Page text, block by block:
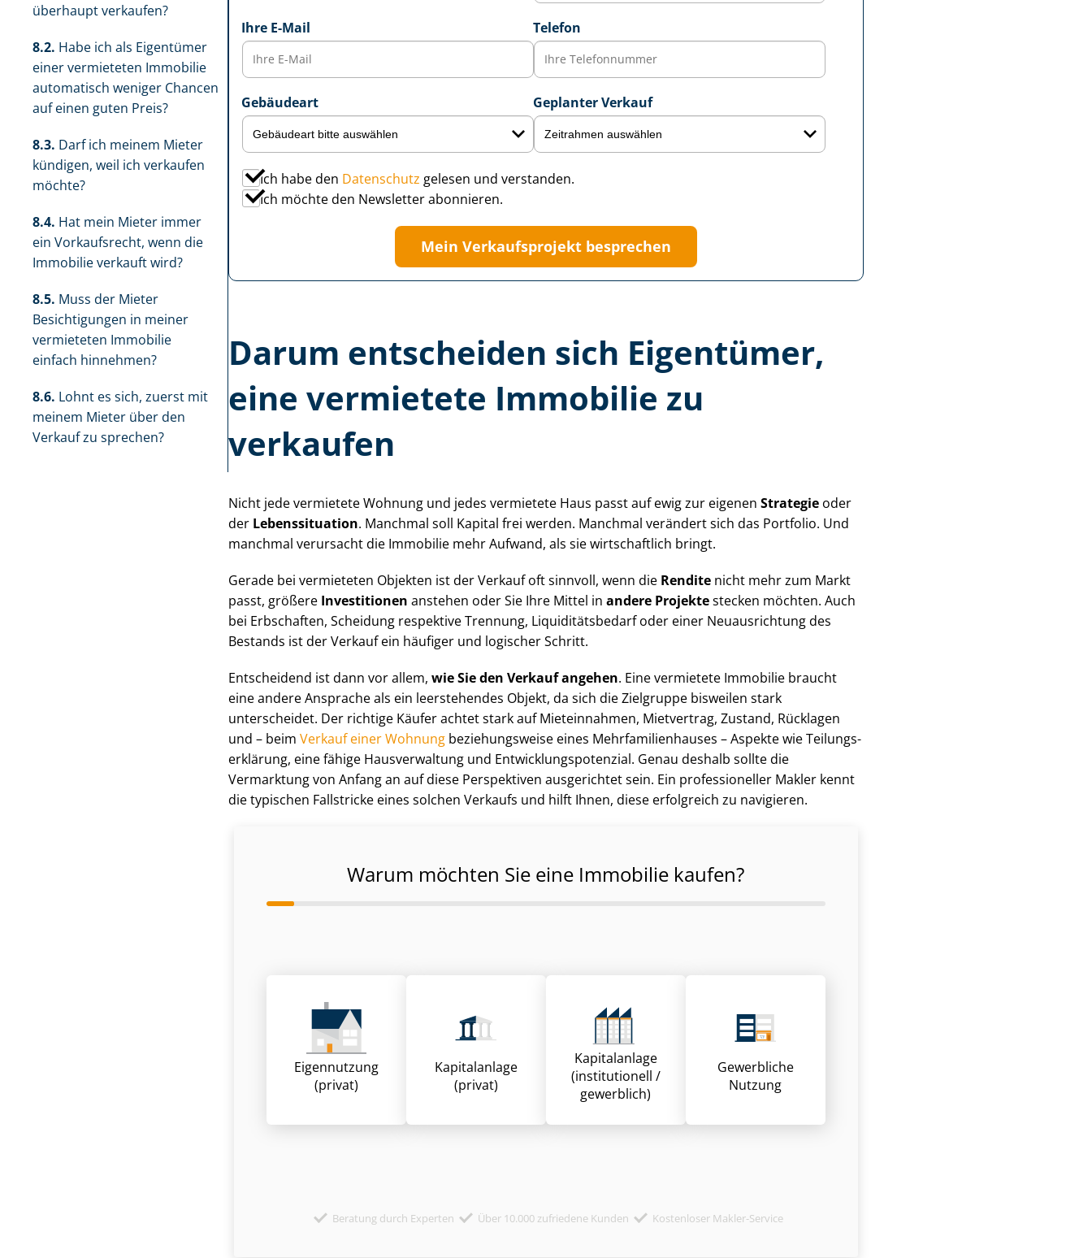
überhaupt verkaufen?
8.2. Habe ich als Eigentümer
einer vermieteten Immobilie
automatisch weniger Chancen
auf einen guten Preis?
8.3. Darf ich meinem Mieter
kündigen, weil ich verkaufen
möchte?
8.4. Hat mein Mieter immer
ein Vorkaufsrecht, wenn die
Immobilie verkauft wird?
8.5. Muss der Mieter
Besichtigungen in meiner
vermieteten Immobilie
einfach hinnehmen?
8.6. Lohnt es sich, zuerst mit
meinem Mieter über den
Verkauf zu sprechen?
Ihre E-Mail Telefon
Gebäudeart Geplanter Verkauf
Ich habe den Datenschutz gelesen und verstanden.
Ich möchte den Newsletter abonnieren.
Mein Verkaufsprojekt besprechen
Darum entscheiden sich Eigentümer,
eine vermietete Immobilie zu
verkaufen
Nicht jede vermietete Wohnung und jedes vermietete Haus passt auf ewig zur eigenen Strategieoder
der Lebenssituation. Manchmal soll Kapital frei werden. Manchmal verändert sich das Portfolio. Und
manchmal verursacht die Immobilie mehr Aufwand, als sie wirtschaftlich bringt.
Gerade bei vermieteten Objekten ist der Verkauf oft sinnvoll, wenn die Renditenicht mehr zum Markt
passt, größere Investitionen anstehen oder Sie Ihre Mittel in andere Projektestecken möchten. Auch
bei Erbschaften, Scheidung respektive Trennung, Li­qui­di­täts­be­darf oder einer Neuausrichtung des
Bestands ist der Verkauf ein häufiger und logischer Schritt.
Entscheidend ist dann vor allem, wie Sie den Verkauf angehen. Eine vermietete Immobilie braucht
eine andere Ansprache als ein leerstehendes Objekt, da sich die Zielgruppe bisweilen stark
unterscheidet. Der richtige Käufer achtet stark auf Mieteinnahmen, Mietvertrag, Zustand, Rücklagen
und – beim Verkauf einer Wohnungbeziehungsweise eines Mehr­fa­mi­li­en­hau­ses – Aspekte wie Tei­lungs­
er­klä­rung, eine fähige Hausverwaltung und Ent­wick­lungs­po­ten­zi­al. Genau deshalb sollte die
Vermarktung von Anfang an auf diese Perspektiven ausgerichtet sein. Ein professioneller Makler kennt
die typischen Fallstricke eines solchen Verkaufs und hilft Ihnen, diese erfolgreich zu navigieren.
Warum möchten Sie eine Immobilie kaufen?
Eigennutzung
(privat)
Kapitalanlage
(privat)
Kapitalanlage
(institutionell /
gewerblich)
Gewerbliche
Nutzung
Beratung durch Experten Über 10.000 zufriedene Kunden Kostenloser Makler-Service